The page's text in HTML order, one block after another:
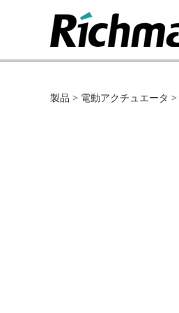
A53
製品 > 電動アクチュエータ >